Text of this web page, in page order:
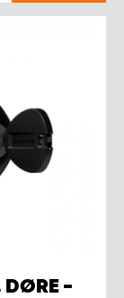
DØRE -